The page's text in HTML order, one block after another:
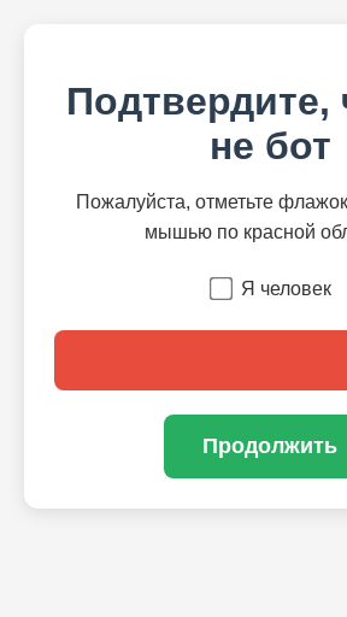
Подтвердите,
не бот
Пожалуйста, отметьте
мышью по красной
Я человек
Продолжить